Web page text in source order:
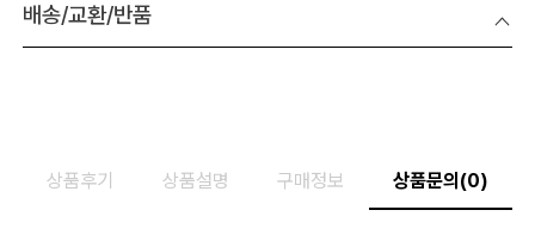
배송/교환/반품
상품후기 상품설명 구매정보 상품문의(0)